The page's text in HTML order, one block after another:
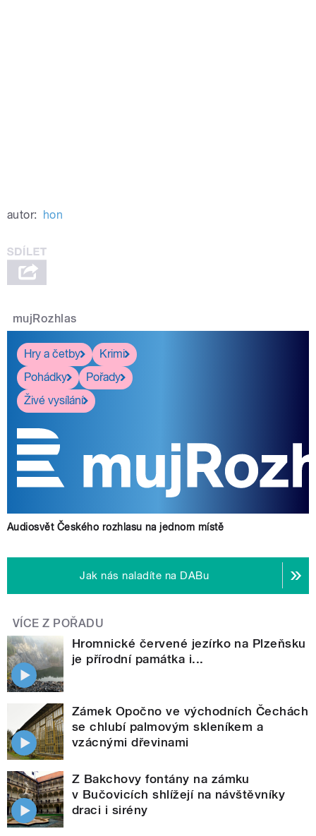
autor: hon
mujRozhlas
Hry a četby
Krimi
Pohádky
Pořady
Živé vysílání
Audiosvět Českého rozhlasu na jednom místě
Jak nás naladíte na DABu
VÍCE Z POŘADU
Hromnické červené jezírko na Plzeňsku
je přírodní památka i...
Zámek Opočno ve východních Čechách
se chlubí palmovým skleníkem a
vzácnými dřevinami
Z Bakchovy fontány na zámku
v Bučovicích shlížejí na návštěvníky
draci i sirény